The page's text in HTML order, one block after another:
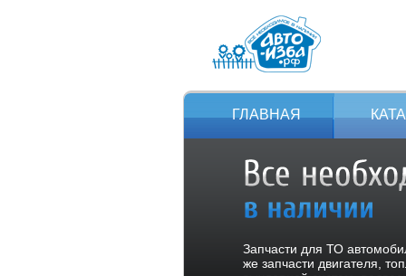
ГЛАВНАЯ
Запчасти для ТО
же запчасти двигателя,